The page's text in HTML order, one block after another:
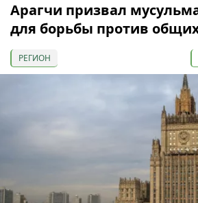
Арагчи призвал
для борьбы против
РЕГИОН